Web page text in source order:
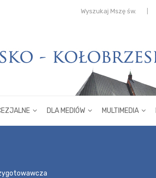
Wyszukaj Mszę św.
DLA MEDIÓW MULTIMEDIA